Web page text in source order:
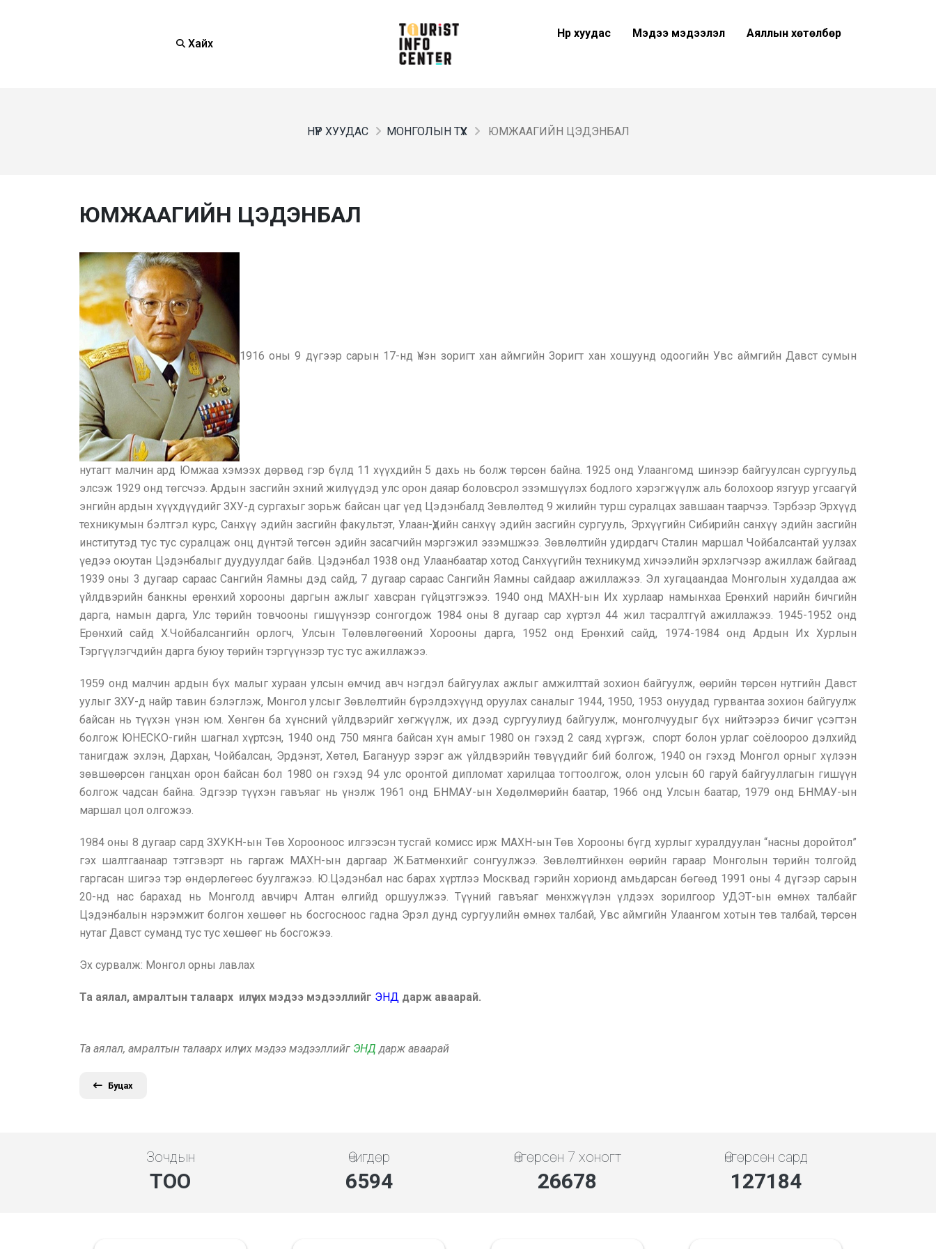
Хайх
Нүүр хуудас Мэдээ мэдээлэл Аяллын хөтөлбөр
НҮҮР ХУУДАС МОНГОЛЫН ТҮҮХ ЮМЖААГИЙН ЦЭДЭНБАЛ
ЮМЖААГИЙН ЦЭДЭНБАЛ
1916 оны 9 дүгээр сарын 17-нд Үнэн зоригт хан аймгийн Зоригт хан хошуунд одоогийн Увс аймгийн Давст сумын
нутагт малчин ард Юмжаа хэмээх дөрвөд гэр бүлд 11 хүүхдийн 5 дахь нь болж төрсөн байна. 1925 онд Улаангомд шинээр байгуулсан сургуульд
элсэж 1929 онд төгсчээ. Ардын засгийн эхний жилүүдэд улс орон даяар боловсрол эзэмшүүлэх бодлого хэрэгжүүлж аль болохоор язгуур угсаагүй
энгийн ардын хүүхдүүдийг ЗХУ-д сургахыг зорьж байсан цаг үед Цэдэнбалд Зөвлөлтөд 9 жилийн турш суралцах завшаан таарчээ. Тэрбээр Эрхүүд
техникумын бэлтгэл курс, Санхүү эдийн засгийн факультэт, Улаан-Үдийн санхүү эдийн засгийн сургууль, Эрхүүгийн Сибирийн санхүү эдийн засгийн
институтэд тус тус суралцаж онц дүнтэй төгсөн эдийн засагчийн мэргэжил эзэмшжээ. Зөвлөлтийн удирдагч Сталин маршал Чойбалсантай уулзах
үедээ оюутан Цэдэнбалыг дуудуулдаг байв. Цэдэнбал 1938 онд Улаанбаатар хотод Санхүүгийн техникумд хичээлийн эрхлэгчээр ажиллаж байгаад
1939 оны 3 дугаар сараас Сангийн Яамны дэд сайд, 7 дугаар сараас Сангийн Яамны сайдаар ажиллажээ. Эл хугацаандаа Монголын худалдаа аж
үйлдвэрийн банкны ерөнхий хорооны даргын ажлыг хавсран гүйцэтгэжээ. 1940 онд МАХН-ын Их хурлаар намынхаа Ерөнхий нарийн бичгийн
дарга, намын дарга, Улс төрийн товчооны гишүүнээр сонгогдож 1984 оны 8 дугаар сар хүртэл 44 жил тасралтгүй ажиллажээ. 1945-1952 онд
Ерөнхий сайд Х.Чойбалсангийн орлогч, Улсын Төлөвлөгөөний Хорооны дарга, 1952 онд Ерөнхий сайд, 1974-1984 онд Ардын Их Хурлын
Тэргүүлэгчдийн дарга буюу төрийн тэргүүнээр тус тус ажиллажээ.
1959 онд малчин ардын бүх малыг хураан улсын өмчид авч нэгдэл байгуулах ажлыг амжилттай зохион байгуулж, өөрийн төрсөн нутгийн Давст
уулыг ЗХУ-д найр тавин бэлэглэж, Монгол улсыг Зөвлөлтийн бүрэлдэхүүнд оруулах саналыг 1944, 1950, 1953 онуудад гурвантаа зохион байгуулж
байсан нь түүхэн үнэн юм. Хөнгөн ба хүнсний үйлдвэрийг хөгжүүлж, их дээд сургуулиуд байгуулж, монголчуудыг бүх нийтээрээ бичиг үсэгтэн
болгож ЮНЕСКО-гийн шагнал хүртсэн, 1940 онд 750 мянга байсан хүн амыг 1980 он гэхэд 2 саяд хүргэж, спорт болон урлаг соёлоороо дэлхийд
танигдаж эхлэн, Дархан, Чойбалсан, Эрдэнэт, Хөтөл, Багануур зэрэг аж үйлдвэрийн төвүүдийг бий болгож, 1940 он гэхэд Монгол орныг хүлээн
зөвшөөрсөн ганцхан орон байсан бол 1980 он гэхэд 94 улс оронтой дипломат харилцаа тогтоолгож, олон улсын 60 гаруй байгууллагын гишүүн
болгож чадсан байна. Эдгээр түүхэн гавъяаг нь үнэлж 1961 онд БНМАУ-ын Хөдөлмөрийн баатар, 1966 онд Улсын баатар, 1979 онд БНМАУ-ын
маршал цол олгожээ.
1984 оны 8 дугаар сард ЗХУКН-ын Төв Хорооноос илгээсэн тусгай комисс ирж МАХН-ын Төв Хорооны бүгд хурлыг хуралдуулан “насны доройтол”
гэх шалтгаанаар тэтгэвэрт нь гаргаж МАХН-ын даргаар Ж.Батмөнхийг сонгуулжээ. Зөвлөлтийнхөн өөрийн гараар Монголын төрийн толгойд
гаргасан шигээ тэр өндөрлөгөөс буулгажээ. Ю.Цэдэнбал нас барах хүртлээ Москвад гэрийн хорионд амьдарсан бөгөөд 1991 оны 4 дүгээр сарын
20-нд нас барахад нь Монголд авчирч Алтан өлгийд оршуулжээ. Түүний гавъяаг мөнхжүүлэн үлдээх зорилгоор УДЭТ-ын өмнөх талбайг
Цэдэнбалын нэрэмжит болгон хөшөөг нь босгосноос гадна Эрэл дунд сургуулийн өмнөх талбай, Увс аймгийн Улаангом хотын төв талбай, төрсөн
нутаг Давст суманд тус тус хөшөөг нь босгожээ.
Эх сурвалж: Монгол орны лавлах
Та аялал, амралтын талаарх илүү их мэдээ мэдээллийг ЭНД дарж аваарай.
Та аялал, амралтын талаарх илүү их мэдээ мэдээллийг ЭНД дарж аваарай
Буцах
Зочдын
ТОО
Өчигдөр
7608
Өнгөрсөн 7 хоногт
30782
Өнгөрсөн сард
146751